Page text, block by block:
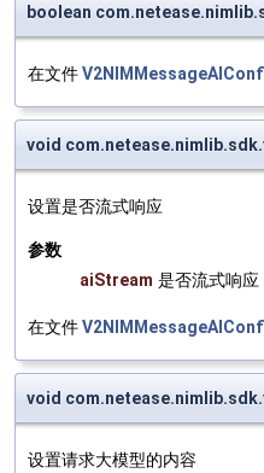
boolean
在文件
void
设置是否流式响应
参数
aiStream 是否流式响应
在文件
void
设置请求大模型的内容